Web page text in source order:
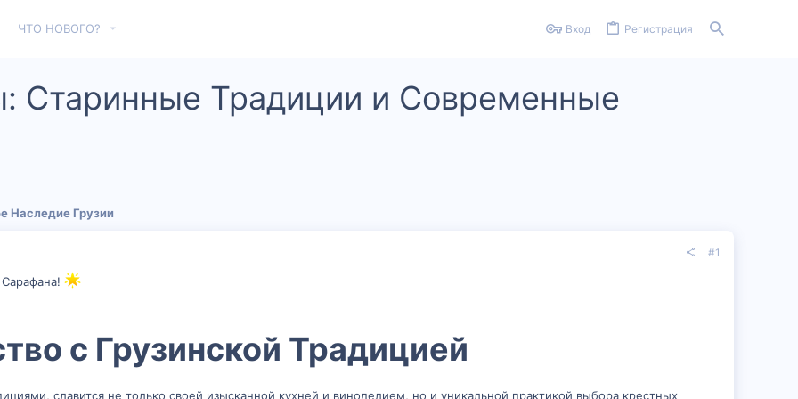
ЧТО НОВОГО? Вход Регистрация
Старинные Традиции и Современные
Наследие Грузии
#1
Сарафана!
с Грузинской Традицией​
славится не только своей изысканной кухней и виноделием, но и уникальной практикой выбора крестных